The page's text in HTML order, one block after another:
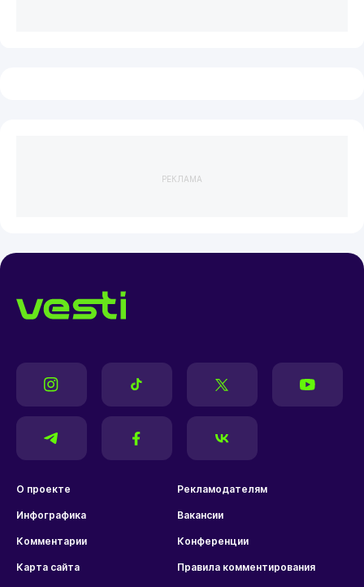
РЕКЛАМА
О проекте Рекламодателям
Инфографика Вакансии
Комментарии Конференции
Карта сайта Правила комментирования